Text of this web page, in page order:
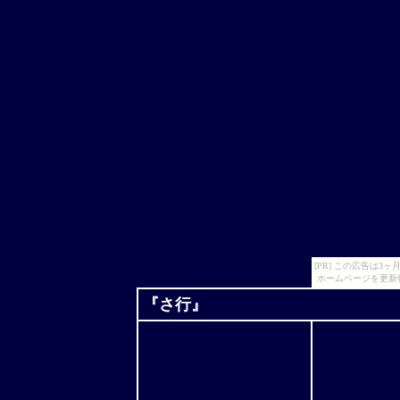
[PR] この広告は3ヶ
ホームページを更
『さ行』